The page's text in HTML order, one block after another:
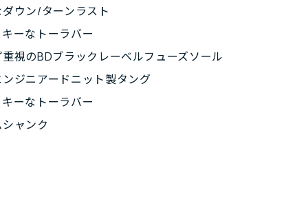
ウン/ターンラスト
ーなトーラバー
視のBDブラックレーベルフューズソール
ジニアードニット製タング
ーなトーラバー
ャンク